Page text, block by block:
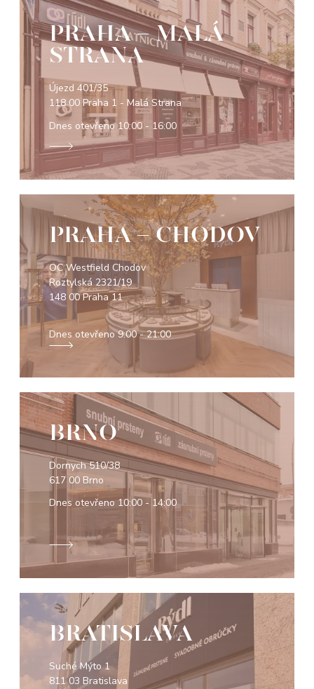
PRAHA - MALÁ
STRANA
Újezd 401/35
118 00 Praha 1 - Malá Strana
Dnes otevřeno10:00 - 16:00
PRAHA - CHODOV
OC Westfield Chodov
Roztylská 2321/19
148 00 Praha 11
Dnes otevřeno9:00 - 21:00
BRNO
Dornych 510/38
617 00 Brno
Dnes otevřeno10:00 - 14:00
BRATISLAVA
Suché Mýto 1
811 03 Bratislava